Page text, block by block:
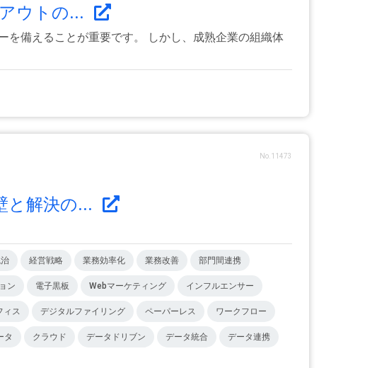
ウトの...
を備えることが重要です。 しかし、成熟企業の組織体
No.11473
と解決の...
経営戦略 業務効率化 業務改善 部門間連携
ン 電子黒板 Webマーケティング インフルエンサー
ィス デジタルファイリング ペーパーレス ワークフロー
タ クラウド データドリブン データ統合 データ連携